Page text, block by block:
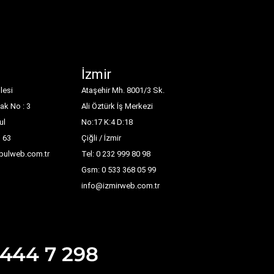
No : 3
63
İzmir
Ataşehir Mh. 8001/3 Sk.
Ali Öztürk İş Merkezi
No:17 K:4 D:18
Çiğli / İzmir
Tel: 0 232 999 80 98
Gsm: 0 533 368 05 99
info@izmirweb.com.tr